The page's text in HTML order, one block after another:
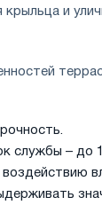
и
службы – до